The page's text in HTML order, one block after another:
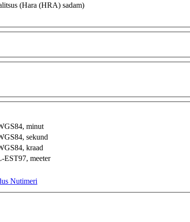
(Hara (HRA) sadam)
minut
sekund
kraad
EST97, meeter
Nutimeri